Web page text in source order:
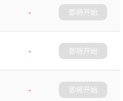
-
即将开始
-
即将开始
-
即将开始